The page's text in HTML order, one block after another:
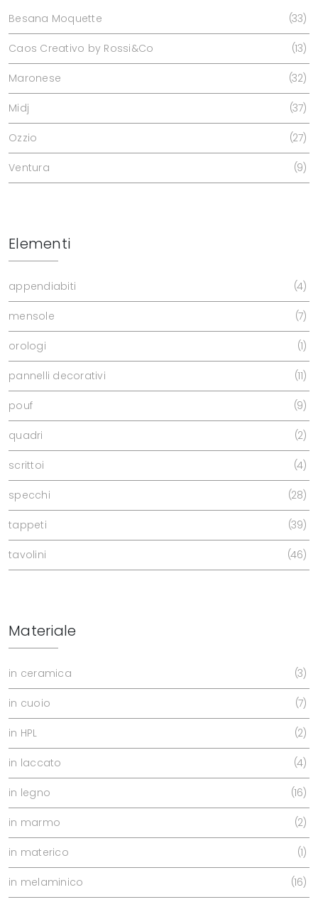
Besana Moquette 33
Caos Creativo by Rossi&Co 13
Maronese 32
Midj 37
Ozzio 27
Ventura 9
Elementi
appendiabiti 4
mensole 7
orologi 1
pannelli decorativi 11
pouf 9
quadri 2
scrittoi 4
specchi 28
tappeti 39
tavolini 46
Materiale
in ceramica 3
in cuoio 7
in HPL 2
in laccato 4
in legno 16
in marmo 2
in materico 1
in melaminico 16